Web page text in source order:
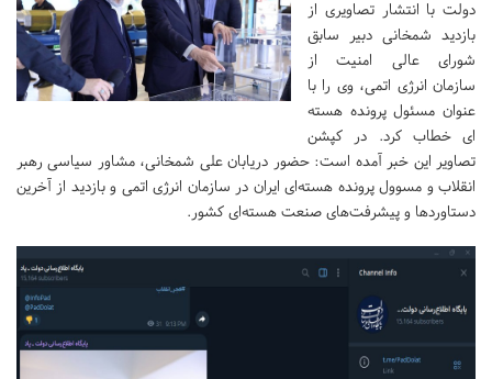
دولت با انتشار تصاویری از
بازدید شمخانی دبیر سابق
شورای عالی امنیت از
سازمان انرژی اتمی، وی را با
عنوان مسئول پرونده هسته
ای خطاب کرد. در کپشن
تصاویر این خبر آمده است: حضور دریابان علی شمخانی، مشاور سیاسی رهبر
انقلاب و مسوول پرونده هسته‌ای ایران در سازمان انرژی اتمی و بازدید از آخرین
دستاوردها و پیشرفت‌های صنعت هسته‌ای کشور.